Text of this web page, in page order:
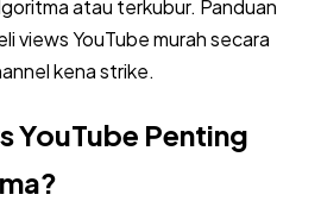
atau terkubur. Panduan
views YouTube murah secara
kena strike.
YouTube Penting